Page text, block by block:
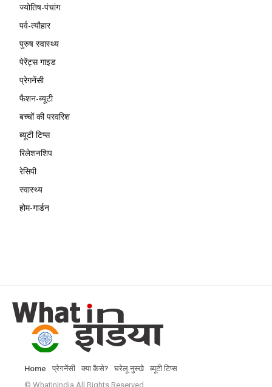
ज्योतिष-पंचांग
पर्व-त्यौहार
पुरुष स्वास्थ्य
पेरेंट्स गाइड
प्रेगनेंसी
फैशन-ब्यूटी
बच्चों की परवरिश
ब्यूटी टिप्स
रिलेशनशिप
रेसिपी
स्वास्थ्य
होम-गार्डन
Home प्रेगनेंसी क्या कैसे? घरेलू नुस्खे
ब्यूटी टिप्स
© WhatInIndia All Rights Reserved